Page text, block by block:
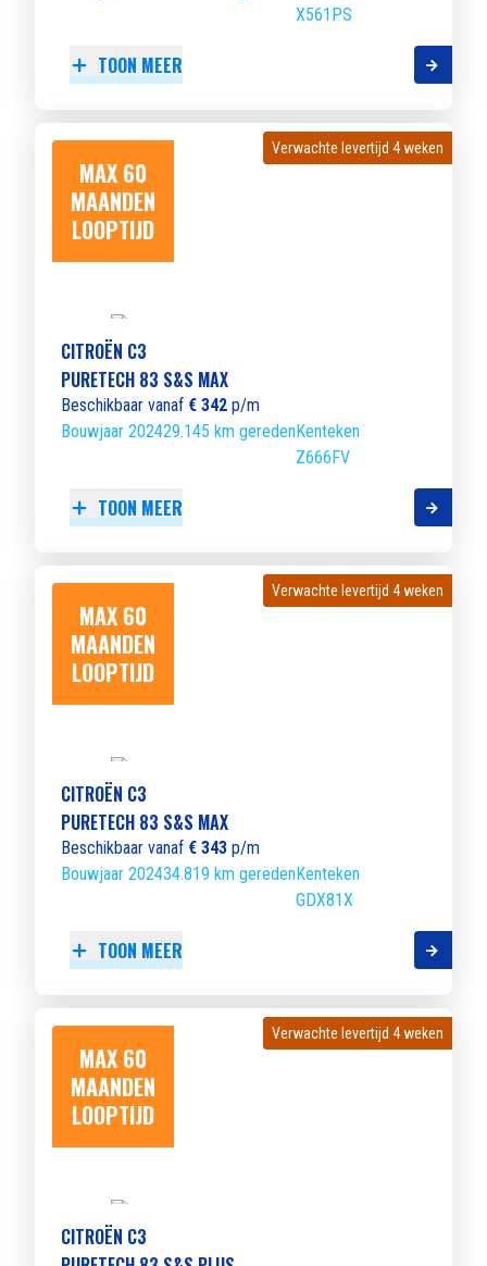
X561PS
TOON MEER
MAX 60
MAANDEN
LOOPTIJD
Verwachte levertijd 4 weken
Verwachte levertijd 4 weken
CITROËN C3
PURETECH 83 S&S MAX
Beschikbaar vanaf € 342 p/m
Bouwjaar 202429.145 km geredenKenteken
Z666FV
TOON MEER
MAX 60
MAANDEN
LOOPTIJD
Verwachte levertijd 4 weken
Verwachte levertijd 4 weken
CITROËN C3
PURETECH 83 S&S MAX
Beschikbaar vanaf € 343 p/m
Bouwjaar 202434.819 km geredenKenteken
GDX81X
TOON MEER
MAX 60
MAANDEN
LOOPTIJD
Verwachte levertijd 4 weken
Verwachte levertijd 4 weken
CITROËN C3